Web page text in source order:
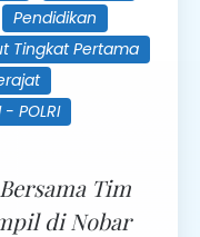
Pendidikan
Tingkat Pertama
- POLRI
Tim
di Nobar